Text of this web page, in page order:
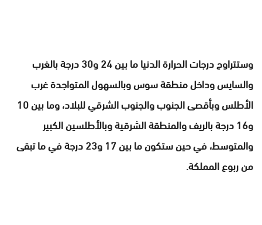
وستتراوح درجات الحرارة الدنيا ما بين 24 و30 درجة بالغرب
والسايس وداخل منطقة سوس وبالسهول المتواجدة غرب
الأطلس وبأقصى الجنوب والجنوب الشرقي للبلاد، وما بين 10
و16 درجة بالريف والمنطقة الشرقية وبالأطلسين الكبير
والمتوسط، في حين ستكون ما بين 17 و23 درجة في ما تبقى
من ربوع المملكة.